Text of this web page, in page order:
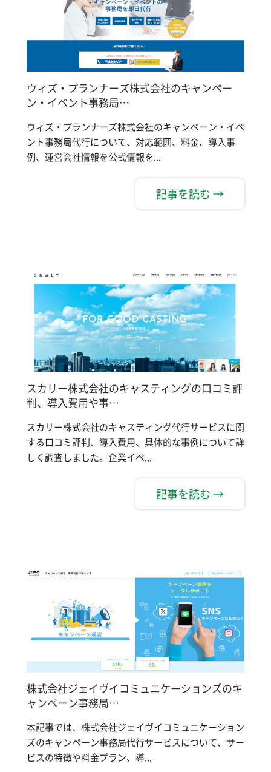
ウィズ・プランナーズ株式会社のキャンペー
ン・イベント事務局…
ウィズ・プランナーズ株式会社のキャンペーン・イベ
ント事務局代行について、対応範囲、料金、導入事
例、運営会社情報を公式情報を...
記事を読む →
スカリー株式会社のキャスティングの口コミ評
判、導入費用や事…
スカリー株式会社のキャスティング代行サービスに関
する口コミ評判、導入費用、具体的な事例について詳
しく調査しました。企業イベ...
記事を読む →
株式会社ジェイヴイコミュニケーションズのキ
ャンペーン事務局…
本記事では、株式会社ジェイヴイコミュニケーション
ズのキャンペーン事務局代行サービスについて、サー
ビスの特徴や料金プラン、導...